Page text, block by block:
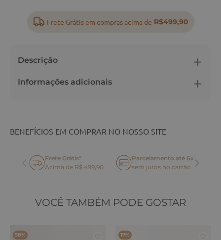
Frete Grátis em compras acima de R$499,90
Descrição
Informações adicionais
BENEFÍCIOS EM COMPRAR NO NOSSO SITE
Frete Grátis*
Acima de R$ 499,90
Parcelamento até 6x
sem juros no cartão
VOCÊ TAMBÉM PODE GOSTAR
58% 17%